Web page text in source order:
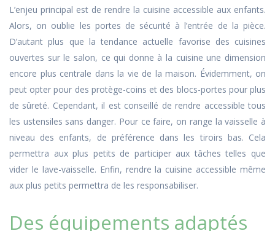
L’enjeu principal est de rendre la cuisine accessible aux enfants.
Alors, on oublie les portes de sécurité à l’entrée de la pièce.
D’autant plus que la tendance actuelle favorise des cuisines
ouvertes sur le salon, ce qui donne à la cuisine une dimension
encore plus centrale dans la vie de la maison. Évidemment, on
peut opter pour des protège-coins et des blocs-portes pour plus
de sûreté. Cependant, il est conseillé de rendre accessible tous
les ustensiles sans danger. Pour ce faire, on range la vaisselle à
niveau des enfants, de préférence dans les tiroirs bas. Cela
permettra aux plus petits de participer aux tâches telles que
vider le lave-vaisselle. Enfin, rendre la cuisine accessible même
aux plus petits permettra de les responsabiliser.
Des équipements adaptés